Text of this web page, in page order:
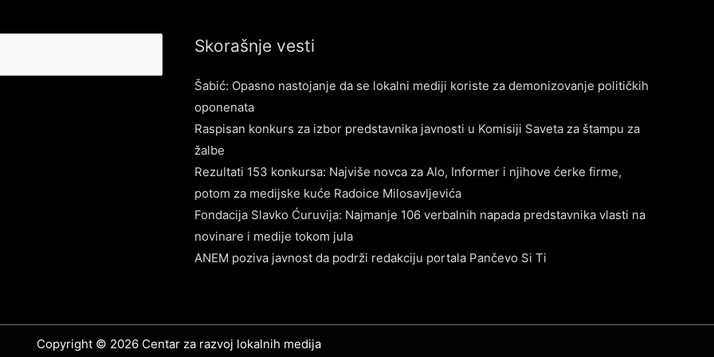
Skorašnje vesti
Šabić: Opasno nastojanje da se lokalni mediji koriste za demonizovanje političkih
oponenata
Raspisan konkurs za izbor predstavnika javnosti u Komisiji Saveta za štampu za
žalbe
Rezultati 153 konkursa: Najviše novca za Alo, Informer i njihove ćerke firme,
potom za medijske kuće Radoice Milosavljevića
Fondacija Slavko Ćuruvija: Najmanje 106 verbalnih napada predstavnika vlasti na
novinare i medije tokom jula
ANEM poziva javnost da podrži redakciju portala Pančevo Si Ti
Copyright © 2026 Centar za razvoj lokalnih medija